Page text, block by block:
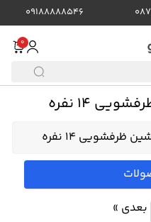
09188888546
0
14 نفره
ظرفشویی 14 نفره
بعدی »